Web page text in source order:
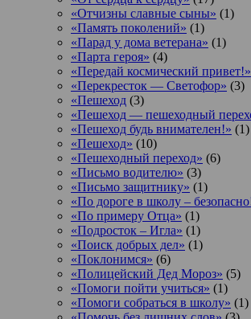
«Отчизны славные сыны» (1)
«Память поколений» (1)
«Парад у дома ветерана» (1)
«Парта героя» (4)
«Передай космический привет!»
«Перекресток — Светофор» (3)
«Пешеход (3)
«Пешеход — пешеходный
«Пешеход будь внимателен!» (1)
«Пешеход» (10)
«Пешеходный переход» (6)
«Письмо водителю» (3)
«Письмо защитнику» (1)
«По дороге в школу –
«По примеру Отца» (1)
«Подросток ‒ Игла» (1)
«Поиск добрых дел» (1)
«Поклонимся» (6)
«Полицейский Дед Мороз» (5)
«Помоги пойти учиться» (1)
«Помоги собраться в школу» (1)